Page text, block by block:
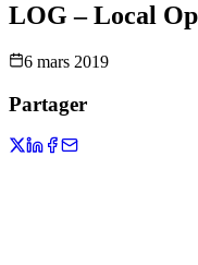
LOG – Local
6 mars 2019
Partager